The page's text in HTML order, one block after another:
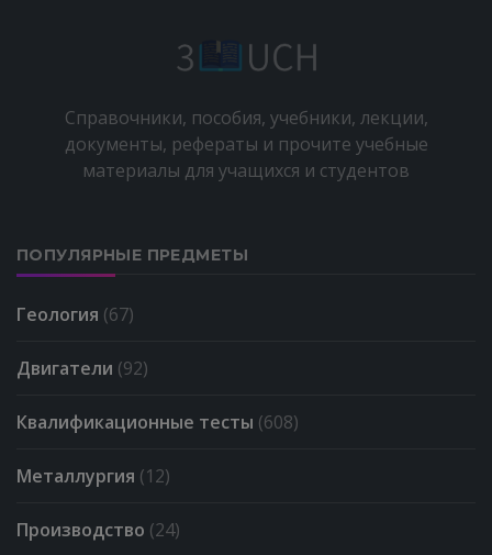
Справочники, пособия, учебники, лекции,
документы, рефераты и прочите учебные
материалы для учащихся и студентов
ПОПУЛЯРНЫЕ ПРЕДМЕТЫ
Геология (67)
Двигатели (92)
Квалификационные тесты (608)
Металлургия (12)
Производство (24)